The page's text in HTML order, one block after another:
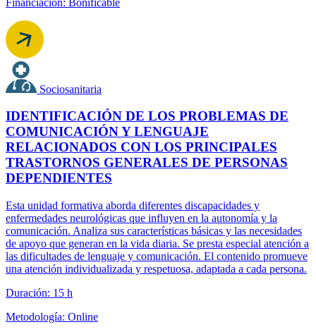
Sociosanitaria
IDENTIFICACIÓN DE LOS PROBLEMAS DE
COMUNICACIÓN Y LENGUAJE
RELACIONADOS CON LOS PRINCIPALES
TRASTORNOS GENERALES DE PERSONAS
DEPENDIENTES
Esta unidad formativa aborda diferentes discapacidades y
enfermedades neurológicas que influyen en la autonomía y la
comunicación. Analiza sus características básicas y las necesidades
de apoyo que generan en la vida diaria. Se presta especial atención a
las dificultades de lenguaje y comunicación. El contenido promueve
una atención individualizada y respetuosa, adaptada a cada persona.
Duración: 15 h
Metodología: Online